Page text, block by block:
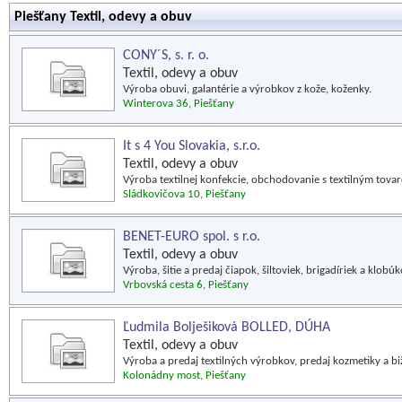
Piešťany Textil, odevy a obuv
CONY´S, s. r. o.
Textil, odevy a obuv
Výroba obuvi, galantérie a výrobkov z kože, koženky.
Winterova 36, Piešťany
It s 4 You Slovakia, s.r.o.
Textil, odevy a obuv
Výroba textilnej konfekcie, obchodovanie s textilným
Sládkovičova 10, Piešťany
BENET-EURO spol. s r.o.
Textil, odevy a obuv
Výroba, šitie a predaj čiapok, šiltoviek, brigadíriek a
Vrbovská cesta 6, Piešťany
Ľudmila Bolješiková BOLLED, DÚHA
Textil, odevy a obuv
Výroba a predaj textilných výrobkov, predaj kozmetiky a
Kolonádny most, Piešťany